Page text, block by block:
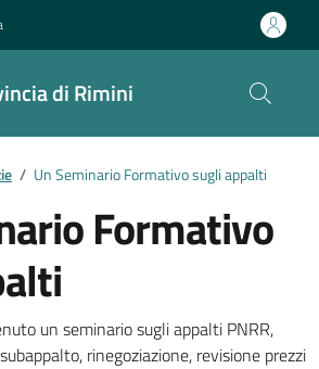
di Rimini
/ Un Seminario Formativo sugli appalti
Formativo
notizia
un seminario sugli appalti PNRR,
rinegoziazione, revisione prezzi